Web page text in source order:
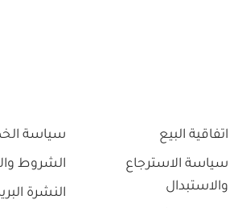
اتفاقية البيع
سياسة الاسترجاع
والاستبدال
سياسة
الشروط
النشرة